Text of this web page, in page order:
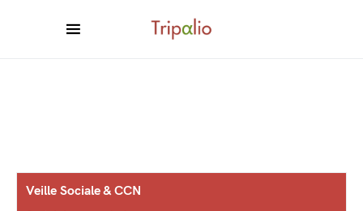
Veille Sociale & CCN